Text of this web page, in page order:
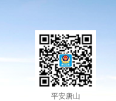
平安唐山